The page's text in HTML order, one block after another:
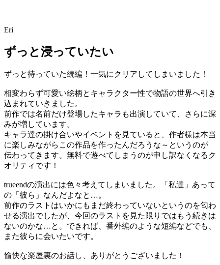
Eri
ずっと浸っていたい
ずっと待っていた続編！一気にクリアしてしまいました！
相変わらず可愛い絵柄とキャラクター性で物語の世界へ引き
込まれていきました。
前作では名前だけ登場したキャラも出演していて、さらに深
みが増しています。
キャラ達の掛け合いやイベントを見ていると、作者様は本当
に楽しみながらこの作品を作ったんだろうな～というのが
伝わってきます。無料で遊べてしまうのが申し訳なくなるク
オリティです！
trueendの演出には色々考えてしまいました。「私達」あって
の「彼ら」なんだよなと…。
前作のラストはいかにもまだ終わっていないというのを匂わ
せる演出でしたが、今回のラストを見た限りではもう続きは
ないのかな…と。できれば、番外編のような短編などでも、
また彼らに会いたいです。
愉快な楽屋裏のお話し、ありがとうございました！